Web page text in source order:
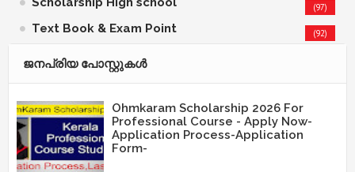
(97)
Text Book & Exam Point (92)
ജനപ്രിയ പോസ്റ്റുകള്‍‌
Ohmkaram Scholarship 2026 For
Professional Course - Apply Now-
Application Process-Application
Form-